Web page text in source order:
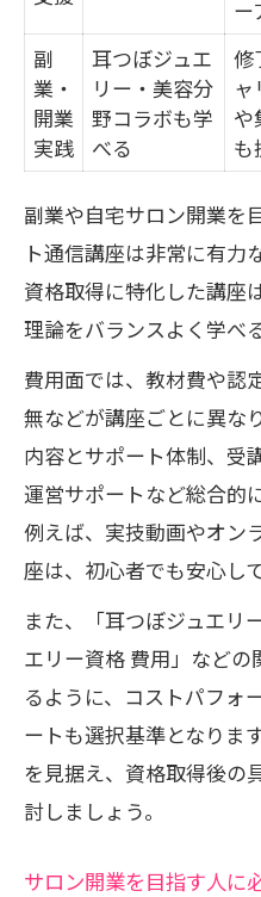
ー
副
業・
開業
実践
耳つぼジュエ
リー・美容分
野コラボも学
べる
修
ャ
や
も
副業や自宅サロン開業を
ト通信講座は非常に有力
資格取得に特化した講座
理論をバランスよく学べ
費用面では、教材費や認
無などが講座ごとに異な
内容とサポート体制、受
運営サポートなど総合的
例えば、実技動画やオン
座は、初心者でも安心し
また、「耳つぼジュエリ
エリー資格 費用」など
るように、コストパフォ
ートも選択基準となりま
を見据え、資格取得後の
討しましょう。
サロン開業を目指す人に